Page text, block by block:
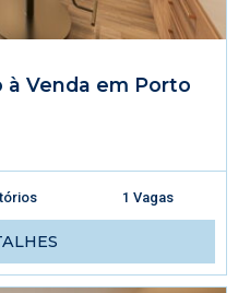
Venda em Porto
1 Vagas